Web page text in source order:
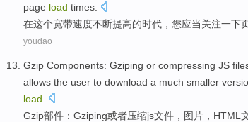
page load times
在这个宽带速度不断提高的时代 ， 您应当关注一下
youdao
Gzip Components: Gziping or compressing JS
allows the user to download a much smaller
load
Gzip部件 ： Gziping或者压缩js文件 ， 图片 ， HTML